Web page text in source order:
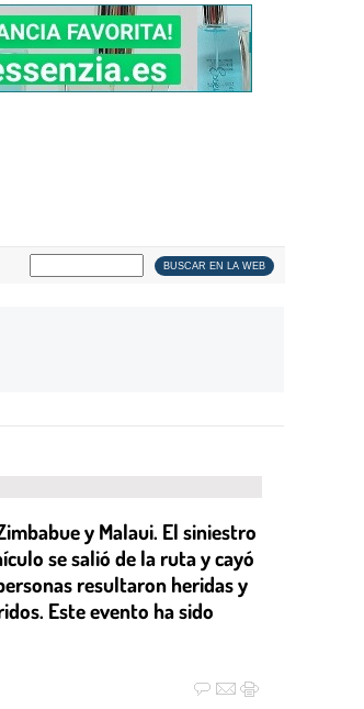
y Malaui. El siniestro
se salió de la ruta y cayó
resultaron heridas y
Este evento ha sido